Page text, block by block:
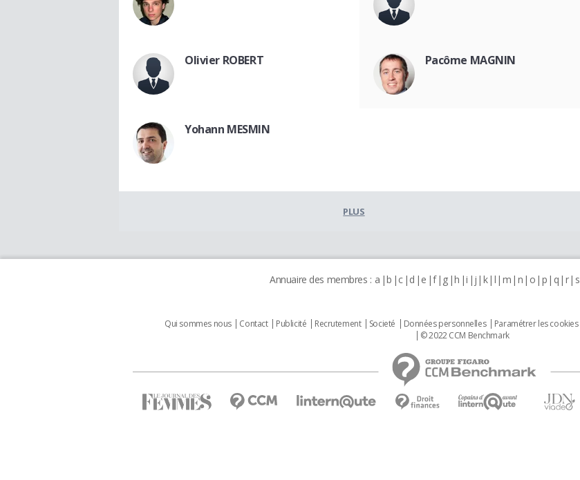
Olivier ROBERT Pacôme MAGNIN
Yohann MESMIN
PLUS
Annuaire des membres : a b c d e f g h i j k l m n o p q r s
Qui sommes nous Contact Publicité Recrutement Societé Données personnelles Paramétrer les cookies
© 2022 CCM Benchmark